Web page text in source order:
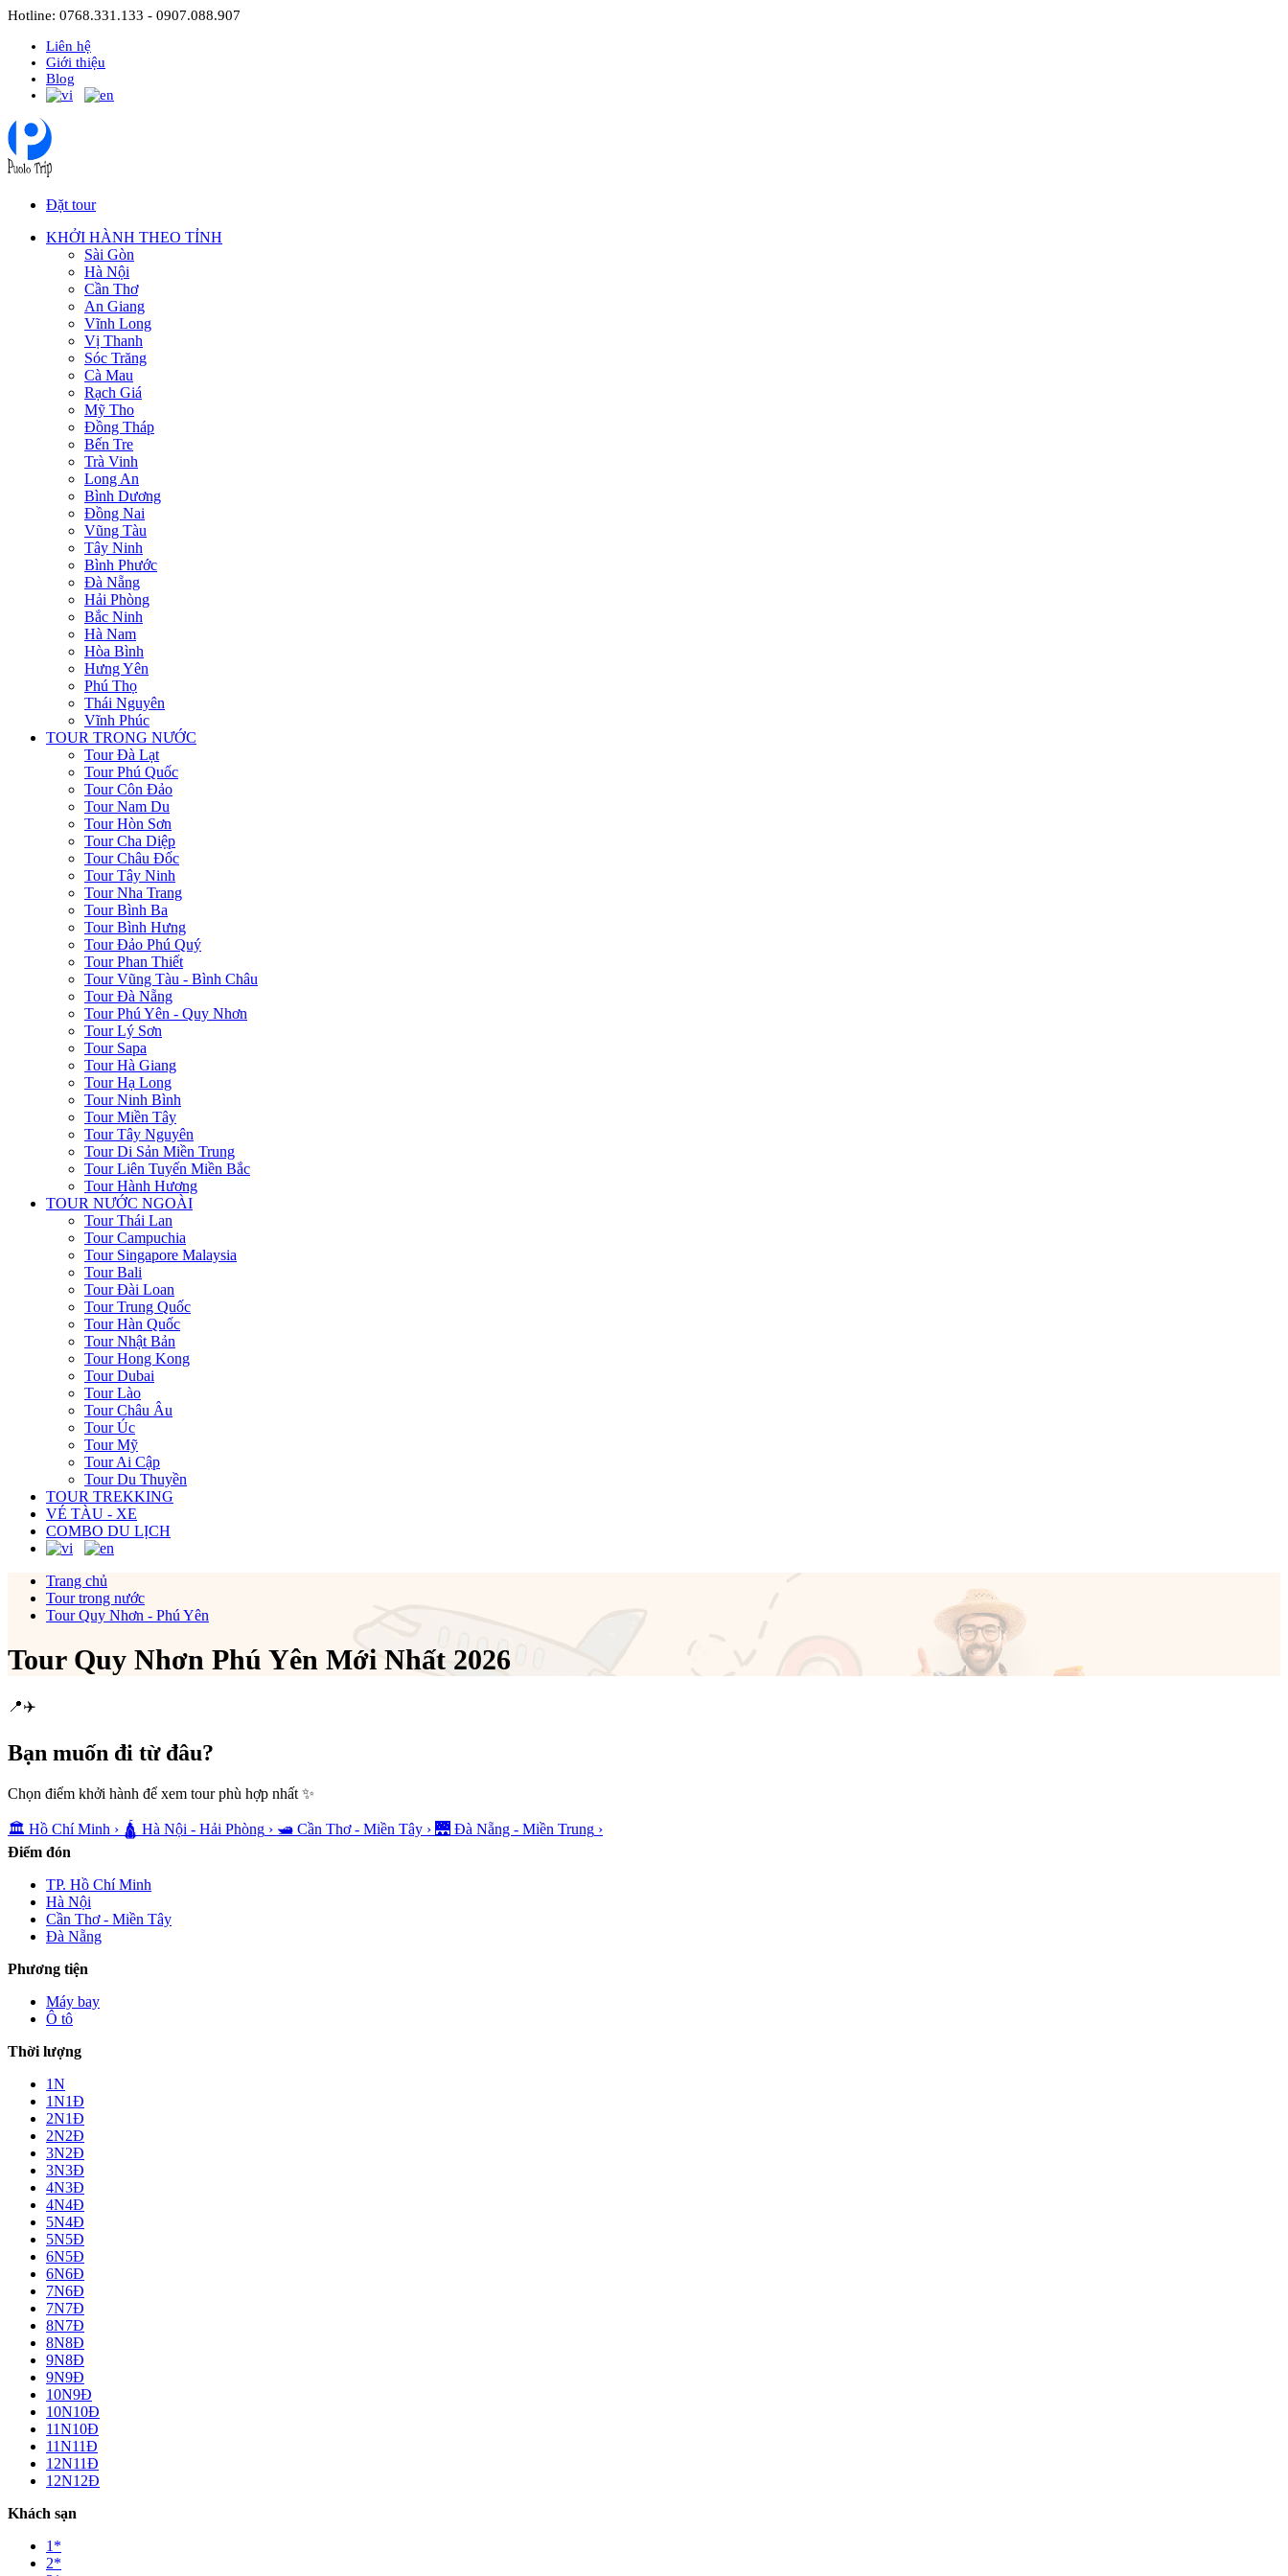
Hotline: 0768.331.133 - 0907.088.907
Liên hệ
Giới thiệu
Blog
Đặt tour
KHỞI HÀNH THEO TỈNH
Sài Gòn
Hà Nội
Cần Thơ
An Giang
Vĩnh Long
Vị Thanh
Sóc Trăng
Cà Mau
Rạch Giá
Mỹ Tho
Đồng Tháp
Bến Tre
Trà Vinh
Long An
Bình Dương
Đồng Nai
Vũng Tàu
Tây Ninh
Bình Phước
Đà Nẵng
Hải Phòng
Bắc Ninh
Hà Nam
Hòa Bình
Hưng Yên
Phú Thọ
Thái Nguyên
Vĩnh Phúc
TOUR TRONG NƯỚC
Tour Đà Lạt
Tour Phú Quốc
Tour Côn Đảo
Tour Nam Du
Tour Hòn Sơn
Tour Cha Diệp
Tour Châu Đốc
Tour Tây Ninh
Tour Nha Trang
Tour Bình Ba
Tour Bình Hưng
Tour Đảo Phú Quý
Tour Phan Thiết
Tour Vũng Tàu - Bình Châu
Tour Đà Nẵng
Tour Phú Yên - Quy Nhơn
Tour Lý Sơn
Tour Sapa
Tour Hà Giang
Tour Hạ Long
Tour Ninh Bình
Tour Miền Tây
Tour Tây Nguyên
Tour Di Sản Miền Trung
Tour Liên Tuyến Miền Bắc
Tour Hành Hương
TOUR NƯỚC NGOÀI
Tour Thái Lan
Tour Campuchia
Tour Singapore Malaysia
Tour Bali
Tour Đài Loan
Tour Trung Quốc
Tour Hàn Quốc
Tour Nhật Bản
Tour Hong Kong
Tour Dubai
Tour Lào
Tour Châu Âu
Tour Úc
Tour Mỹ
Tour Ai Cập
Tour Du Thuyền
TOUR TREKKING
VÉ TÀU - XE
COMBO DU LỊCH
Trang chủ
Tour trong nước
Tour Quy Nhơn - Phú Yên
Tour Quy Nhơn Phú Yên Mới Nhất 2026
📍✈️
Bạn muốn đi từ đâu?
Chọn điểm khởi hành để xem tour phù hợp nhất ✨
🏛️ Hồ Chí Minh › 🛕 Hà Nội - Hải Phòng › 🛥️ Cần Thơ - Miền Tây › 🌉 Đà Nẵng - Miền Trung ›
Điểm đón
TP. Hồ Chí Minh
Hà Nội
Cần Thơ - Miền Tây
Đà Nẵng
Phương tiện
Máy bay
Ô tô
Thời lượng
1N
1N1Đ
2N1Đ
2N2Đ
3N2Đ
3N3Đ
4N3Đ
4N4Đ
5N4Đ
5N5Đ
6N5Đ
6N6Đ
7N6Đ
7N7Đ
8N7Đ
8N8Đ
9N8Đ
9N9Đ
10N9Đ
10N10Đ
11N10Đ
11N11Đ
12N11Đ
12N12Đ
Khách sạn
1*
2*